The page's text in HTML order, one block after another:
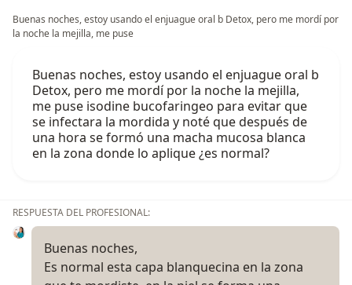
Buenas noches, estoy usando el enjuague oral b Detox, pero me mordí por
la noche la mejilla, me puse
Buenas noches, estoy usando el enjuague oral b
Detox, pero me mordí por la noche la mejilla,
me puse isodine bucofaringeo para evitar que
se infectara la mordida y noté que después de
una hora se formó una macha mucosa blanca
en la zona donde lo aplique ¿es normal?
RESPUESTA DEL PROFESIONAL:
Buenas noches,
Es normal esta capa blanquecina en la zona